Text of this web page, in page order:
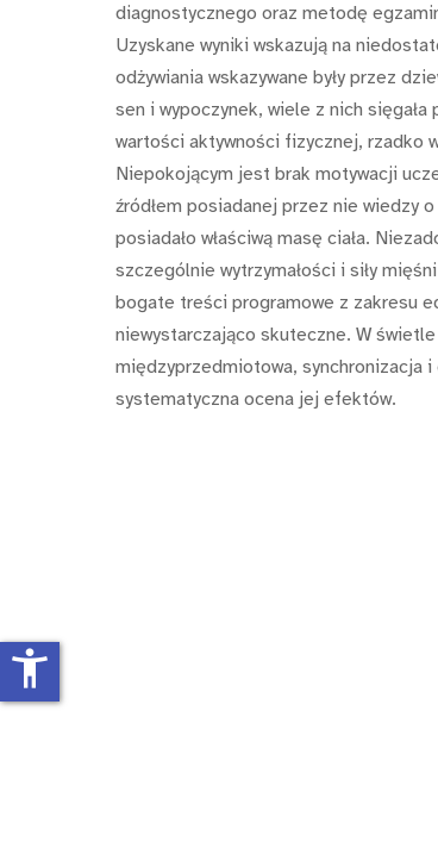
diagnostycznego oraz metodę
Uzyskane wyniki wskazują na
odżywiania wskazywane były przez
sen i wypoczynek, wiele z nich
wartości aktywności fizycznej, rzadko
Niepokojącym jest brak motywacji
źródłem posiadanej przez nie wiedzy
posiadało właściwą masę ciała.
szczególnie wytrzymałości i siły
bogate treści programowe z zakresu
niewystarczająco skuteczne. W
międzyprzedmiotowa, synchronizacja
systematyczna ocena jej efektów.
accessibility_new